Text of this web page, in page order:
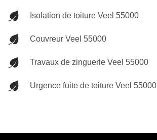
Isolation de toiture Veel 55000
Couvreur Veel 55000
Travaux de zinguerie Veel 55000
Urgence fuite de toiture Veel 55000